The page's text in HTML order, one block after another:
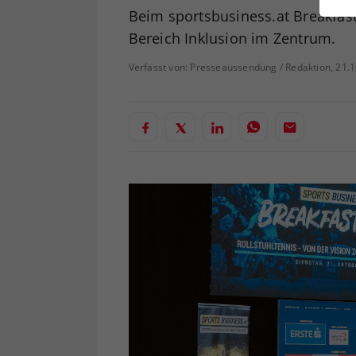
Beim sportsbusiness.at
Bereich Inklusion im Zentrum.
Verfasst von: Presseaussendung / Redaktion,